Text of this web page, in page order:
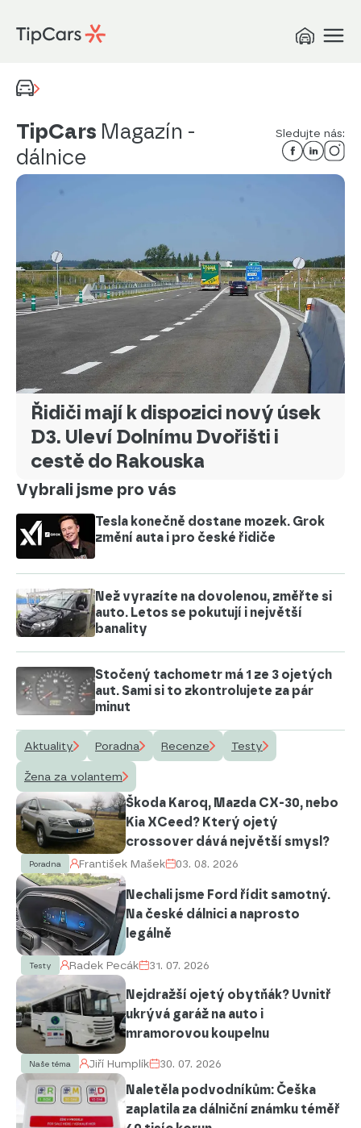
TipCars Magazín -
dálnice
Sledujte nás:
Řidiči mají k dispozici nový úsek
D3. Uleví Dolnímu Dvořišti i
cestě do Rakouska
Vybrali jsme pro vás
Tesla konečně dostane mozek. Grok
změní auta i pro české řidiče
Než vyrazíte na dovolenou, změřte si
auto. Letos se pokutují i největší
banality
Stočený tachometr má 1 ze 3 ojetých
aut. Sami si to zkontrolujete za pár
minut
Aktuality Poradna Recenze Testy
Žena za volantem
Škoda Karoq, Mazda CX-30, nebo
Kia XCeed? Který ojetý
crossover dává největší smysl?
Poradna František Mašek 03. 08. 2026
Nechali jsme Ford řídit samotný.
Na české dálnici a naprosto
legálně
Testy Radek Pecák 31. 07. 2026
Nejdražší ojetý obytňák? Uvnitř
ukrývá garáž na auto i
mramorovou koupelnu
Naše téma Jiří Humplík 30. 07. 2026
Naletěla podvodníkům: Češka
zaplatila za dálniční známku téměř